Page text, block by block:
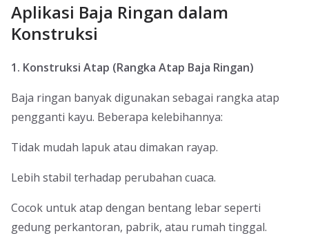
Aplikasi Baja Ringan dalam
Konstruksi
1. Konstruksi Atap (Rangka Atap Baja Ringan)
Baja ringan banyak digunakan sebagai rangka atap
pengganti kayu. Beberapa kelebihannya:
Tidak mudah lapuk atau dimakan rayap.
Lebih stabil terhadap perubahan cuaca.
Cocok untuk atap dengan bentang lebar seperti
gedung perkantoran, pabrik, atau rumah tinggal.